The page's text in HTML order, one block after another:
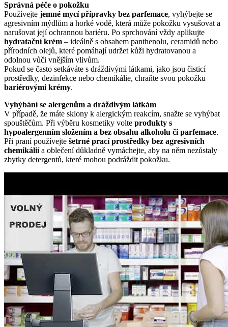
Správná péče o pokožku
Používejte jemné mycí přípravky bez parfemace, vyhýbejte se
agresivním mýdlům a horké vodě, která může pokožku vysušovat a
narušovat její ochrannou bariéru. Po sprchování vždy aplikujte
hydratační krém – ideálně s obsahem panthenolu, ceramidů nebo
přírodních olejů, které pomáhají udržet kůži hydratovanou a
odolnou vůči vnějším vlivům.
Pokud se často setkáváte s dráždivými látkami, jako jsou čisticí
prostředky, dezinfekce nebo chemikálie, chraňte svou pokožku
bariérovými krémy.
Vyhýbání se alergenům a dráždivým látkám
V případě, že máte sklony k alergickým reakcím, snažte se vyhýbat
spouštěčům. Při výběru kosmetiky volte produkty s
hypoalergenním složením a bez obsahu alkoholu či parfemace.
Při praní používejte šetrné prací prostředky bez agresivních
chemikáliía oblečení důkladně vymáchejte, aby na něm nezůstaly
zbytky detergentů, které mohou podráždit pokožku.